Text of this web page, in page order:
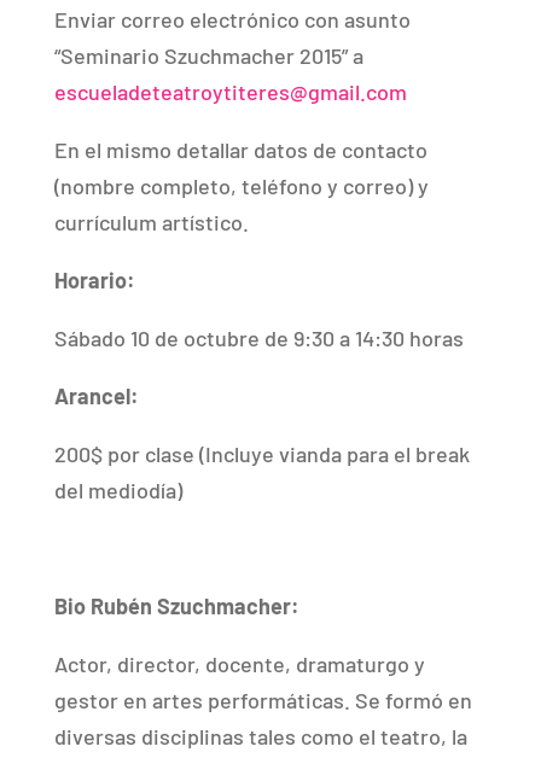
Enviar correo electrónico con asunto
“Seminario Szuchmacher 2015” a
escueladeteatroytiteres@gmail.com
En el mismo detallar datos de contacto
(nombre completo, teléfono y correo) y
currículum artístico.
Horario:
Sábado 10 de octubre de 9:30 a 14:30 horas
Arancel:
200$ por clase (Incluye vianda para el break
del mediodía)
Bio Rubén Szuchmacher:
Actor, director, docente, dramaturgo y
gestor en artes performáticas. Se formó en
diversas disciplinas tales como el teatro, la